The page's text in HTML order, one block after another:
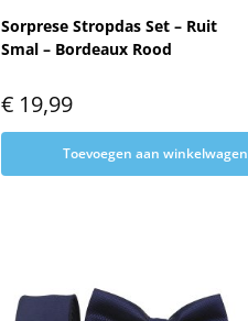
Sorprese Stropdas Set – Ruit
Smal – Bordeaux Rood
€19,99
Toevoegen aan winkelwagen